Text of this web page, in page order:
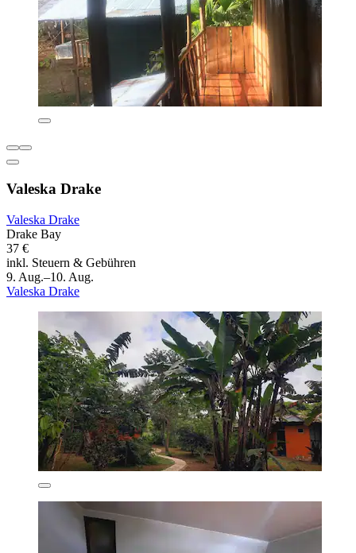
Valeska Drake
Valeska Drake
Drake Bay
37 €
inkl. Steuern & Gebühren
9. Aug.–10. Aug.
Valeska Drake